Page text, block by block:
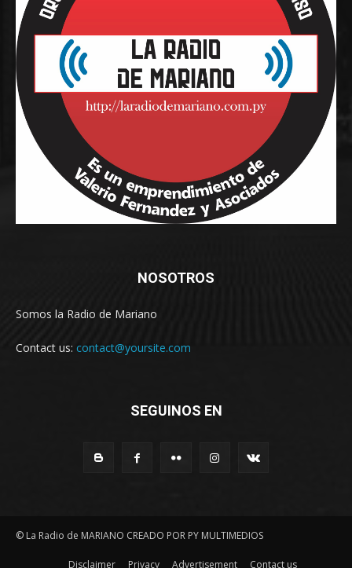
NOSOTROS
Somos la Radio de Mariano
Contact us: contact@yoursite.com
SEGUINOS EN
© La Radio de MARIANO CREADO POR PY MULTIMEDIOS
Disclaimer Privacy Advertisement Contact us